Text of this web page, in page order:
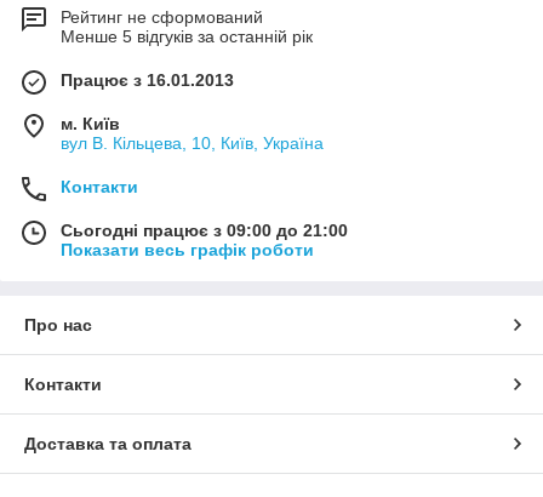
Рейтинг не сформований
Менше 5 відгуків за останній рік
Працює з 16.01.2013
м. Київ
вул В. Кільцева, 10, Київ, Україна
Контакти
Сьогодні працює з 09:00 до 21:00
Показати весь графік роботи
Про нас
Контакти
Доставка та оплата